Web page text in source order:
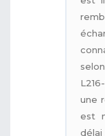
une
est
délai